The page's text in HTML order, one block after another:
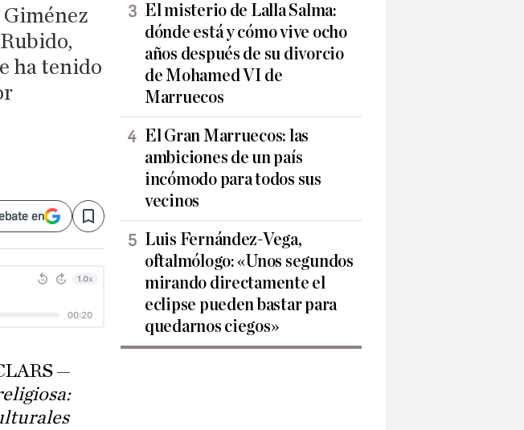
ha tenido
en Save
—
El misterio de Lalla Salma:
dónde está y cómo vive ocho
años después de su divorcio
de Mohamed VI de
Marruecos
El Gran Marruecos: las
ambiciones de un país
incómodo para todos sus
vecinos
Luis Fernández-Vega,
oftalmólogo: «Unos segundos
mirando directamente el
eclipse pueden bastar para
quedarnos ciegos»